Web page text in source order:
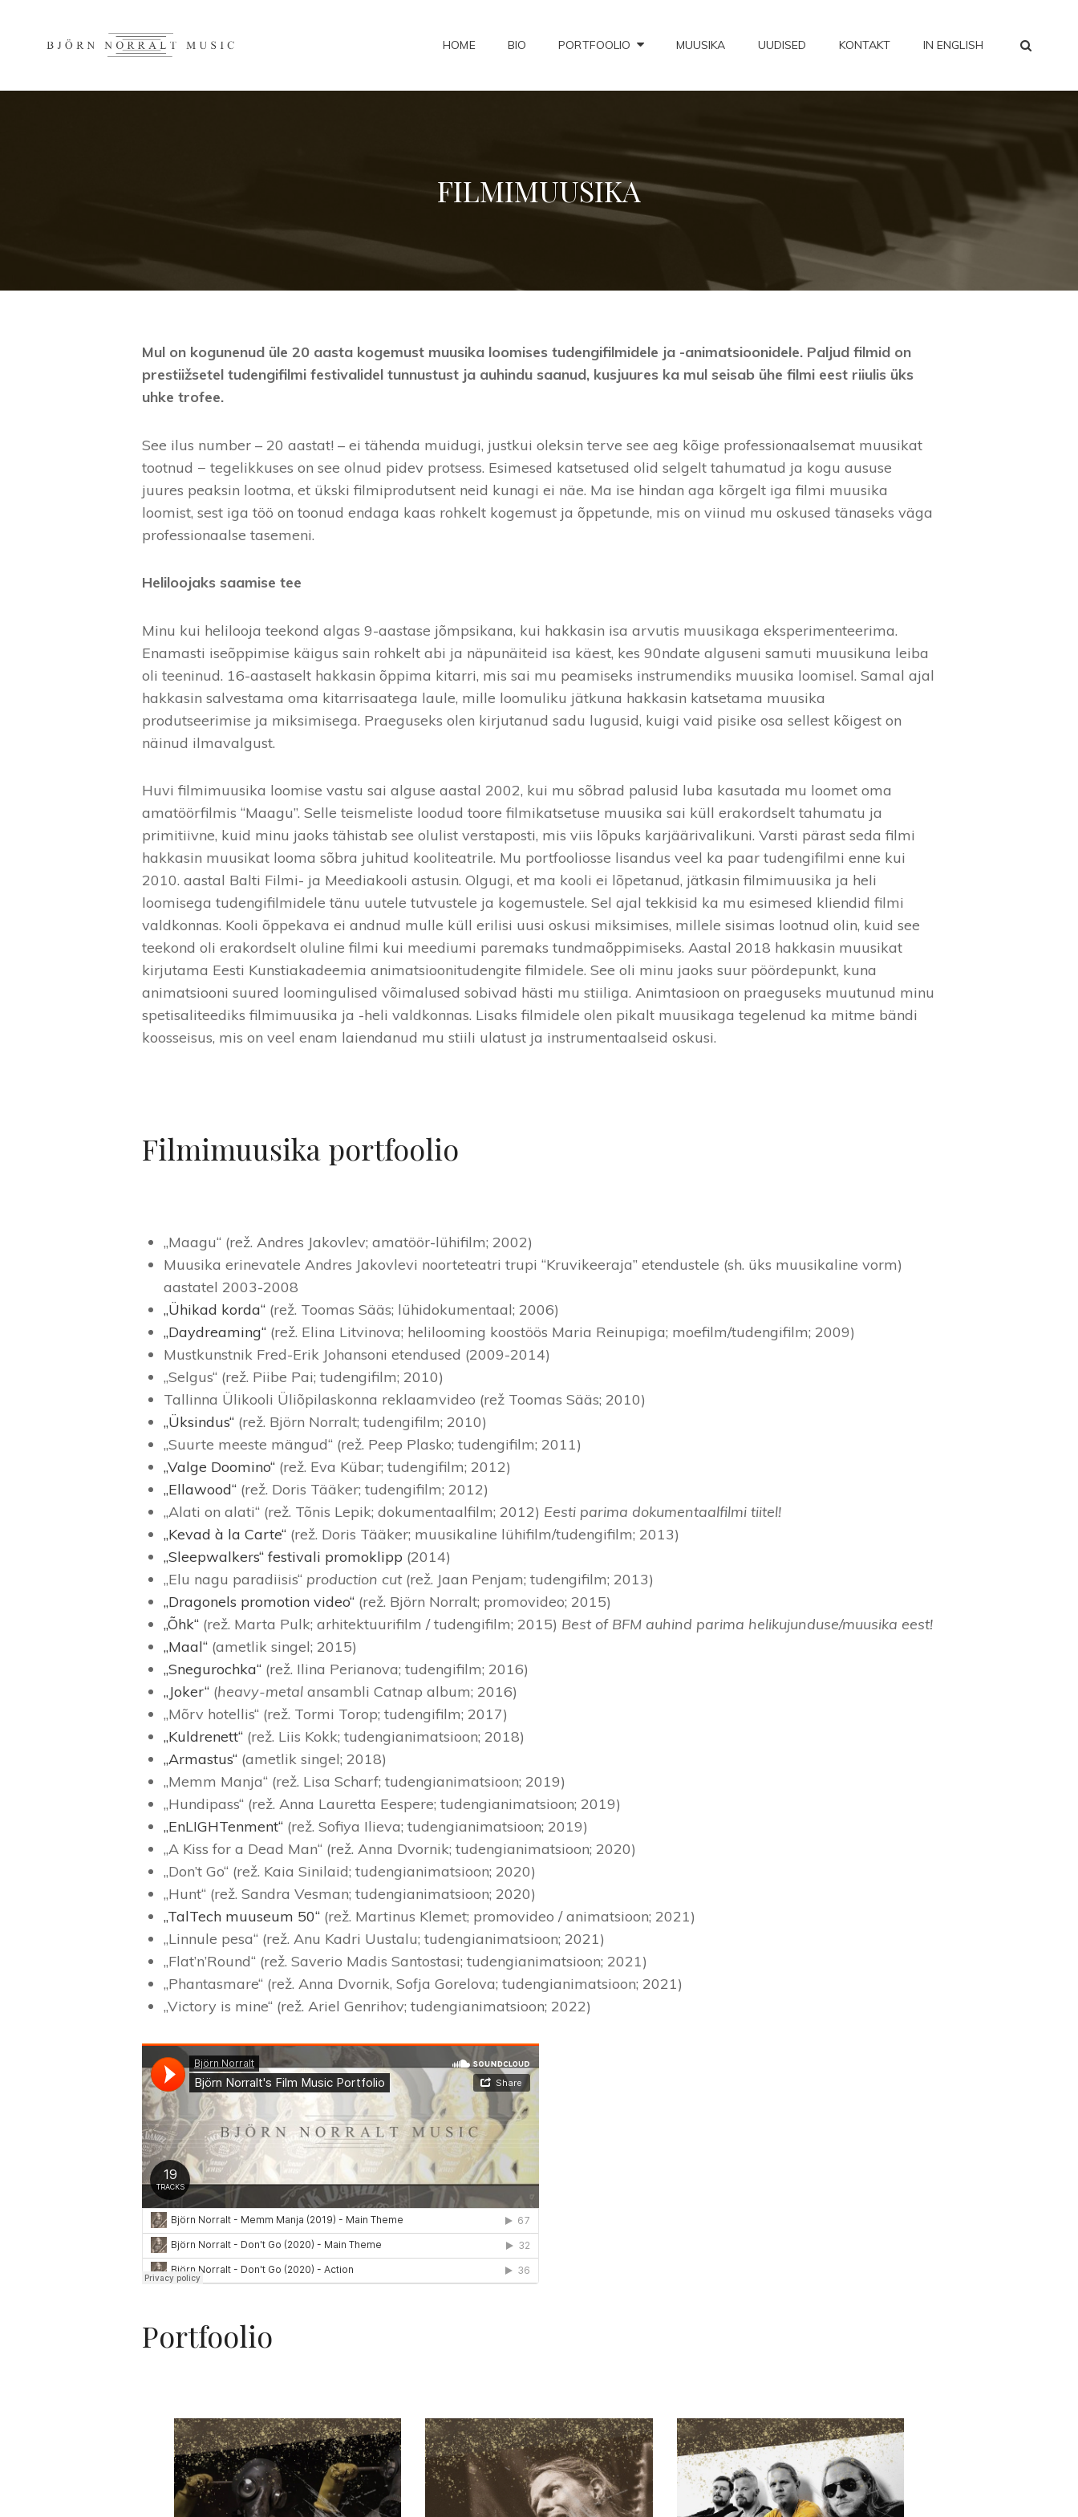
HOME BIO PORTFOOLIO MUUSIKA UUDISED KONTAKT IN ENGLISH
FILMIMUUSIKA
Mul on kogunenud üle 20 aasta kogemust muusika loomises tudengifilmidele ja -animatsioonidele. Paljud filmid on
prestiižsetel tudengifilmi festivalidel tunnustust ja auhindu saanud, kusjuures ka mul seisab ühe filmi eest riiulis üks
uhke trofee.
See ilus number – 20 aastat! – ei tähenda muidugi, justkui oleksin terve see aeg kõige professionaalsemat muusikat
tootnud − tegelikkuses on see olnud pidev protsess. Esimesed katsetused olid selgelt tahumatud ja kogu aususe
juures peaksin lootma, et ükski filmiprodutsent neid kunagi ei näe. Ma ise hindan aga kõrgelt iga filmi muusika
loomist, sest iga töö on toonud endaga kaas rohkelt kogemust ja õppetunde, mis on viinud mu oskused tänaseks väga
professionaalse tasemeni.
Heliloojaks saamise tee
Minu kui helilooja teekond algas 9-aastase jõmpsikana, kui hakkasin isa arvutis muusikaga eksperimenteerima.
Enamasti iseõppimise käigus sain rohkelt abi ja näpunäiteid isa käest, kes 90ndate alguseni samuti muusikuna leiba
oli teeninud. 16-aastaselt hakkasin õppima kitarri, mis sai mu peamiseks instrumendiks muusika loomisel. Samal ajal
hakkasin salvestama oma kitarrisaatega laule, mille loomuliku jätkuna hakkasin katsetama muusika
produtseerimise ja miksimisega. Praeguseks olen kirjutanud sadu lugusid, kuigi vaid pisike osa sellest kõigest on
näinud ilmavalgust.
Huvi filmimuusika loomise vastu sai alguse aastal 2002, kui mu sõbrad palusid luba kasutada mu loomet oma
amatöörfilmis “Maagu”. Selle teismeliste loodud toore filmikatsetuse muusika sai küll erakordselt tahumatu ja
primitiivne, kuid minu jaoks tähistab see olulist verstaposti, mis viis lõpuks karjäärivalikuni. Varsti pärast seda filmi
hakkasin muusikat looma sõbra juhitud kooliteatrile. Mu portfooliosse lisandus veel ka paar tudengifilmi enne kui
2010. aastal Balti Filmi- ja Meediakooli astusin. Olgugi, et ma kooli ei lõpetanud, jätkasin filmimuusika ja heli
loomisega tudengifilmidele tänu uutele tutvustele ja kogemustele. Sel ajal tekkisid ka mu esimesed kliendid filmi
valdkonnas. Kooli õppekava ei andnud mulle küll erilisi uusi oskusi miksimises, millele sisimas lootnud olin, kuid see
teekond oli erakordselt oluline filmi kui meediumi paremaks tundmaõppimiseks. Aastal 2018 hakkasin muusikat
kirjutama Eesti Kunstiakadeemia animatsioonitudengite filmidele. See oli minu jaoks suur pöördepunkt, kuna
animatsiooni suured loomingulised võimalused sobivad hästi mu stiiliga. Animtasioon on praeguseks muutunud minu
spetisaliteediks filmimuusika ja -heli valdkonnas. Lisaks filmidele olen pikalt muusikaga tegelenud ka mitme bändi
koosseisus, mis on veel enam laiendanud mu stiili ulatust ja instrumentaalseid oskusi.
Filmimuusika portfoolio
„Maagu“ (rež. Andres Jakovlev; amatöör-lühifilm; 2002)
Muusika erinevatele Andres Jakovlevi noorteteatri trupi “Kruvikeeraja” etendustele (sh. üks muusikaline vorm)
aastatel 2003-2008
„Ühikad korda“ (rež. Toomas Sääs; lühidokumentaal; 2006)
„Daydreaming“ (rež. Elina Litvinova; helilooming koostöös Maria Reinupiga; moefilm/tudengifilm; 2009)
Mustkunstnik Fred-Erik Johansoni etendused (2009-2014)
„Selgus“ (rež. Piibe Pai; tudengifilm; 2010)
Tallinna Ülikooli Üliõpilaskonna reklaamvideo (rež Toomas Sääs; 2010)
„Üksindus“ (rež. Björn Norralt; tudengifilm; 2010)
„Suurte meeste mängud“ (rež. Peep Plasko; tudengifilm; 2011)
„Valge Doomino“ (rež. Eva Kübar; tudengifilm; 2012)
„Ellawood“ (rež. Doris Tääker; tudengifilm; 2012)
„Alati on alati“ (rež. Tõnis Lepik; dokumentaalfilm; 2012) Eesti parima dokumentaalfilmi tiitel!
„Kevad à la Carte“ (rež. Doris Tääker; muusikaline lühifilm/tudengifilm; 2013)
„Sleepwalkers“ festivali promoklipp (2014)
„Elu nagu paradiisis“ production cut(rež. Jaan Penjam; tudengifilm; 2013)
„Dragonels promotion video“ (rež. Björn Norralt; promovideo; 2015)
„Õhk“ (rež. Marta Pulk; arhitektuurifilm / tudengifilm; 2015) Best of BFM auhind parima helikujunduse/muusika eest!
„Maal“ (ametlik singel; 2015)
„Snegurochka“ (rež. Ilina Perianova; tudengifilm; 2016)
„Joker“ (heavy-metal ansambli Catnap album; 2016)
„Mõrv hotellis“ (rež. Tormi Torop; tudengifilm; 2017)
„Kuldrenett“ (rež. Liis Kokk; tudengianimatsioon; 2018)
„Armastus“ (ametlik singel; 2018)
„Memm Manja“ (rež. Lisa Scharf; tudengianimatsioon; 2019)
„Hundipass“ (rež. Anna Lauretta Eespere; tudengianimatsioon; 2019)
„EnLIGHTenment“ (rež. Sofiya Ilieva; tudengianimatsioon; 2019)
„A Kiss for a Dead Man“ (rež. Anna Dvornik; tudengianimatsioon; 2020)
„Don’t Go“ (rež. Kaia Sinilaid; tudengianimatsioon; 2020)
„Hunt“ (rež. Sandra Vesman; tudengianimatsioon; 2020)
„TalTech muuseum 50“ (rež. Martinus Klemet; promovideo / animatsioon; 2021)
„Linnule pesa“ (rež. Anu Kadri Uustalu; tudengianimatsioon; 2021)
„Flat’n’Round“ (rež. Saverio Madis Santostasi; tudengianimatsioon; 2021)
„Phantasmare“ (rež. Anna Dvornik, Sofja Gorelova; tudengianimatsioon; 2021)
„Victory is mine“ (rež. Ariel Genrihov; tudengianimatsioon; 2022)
Portfoolio